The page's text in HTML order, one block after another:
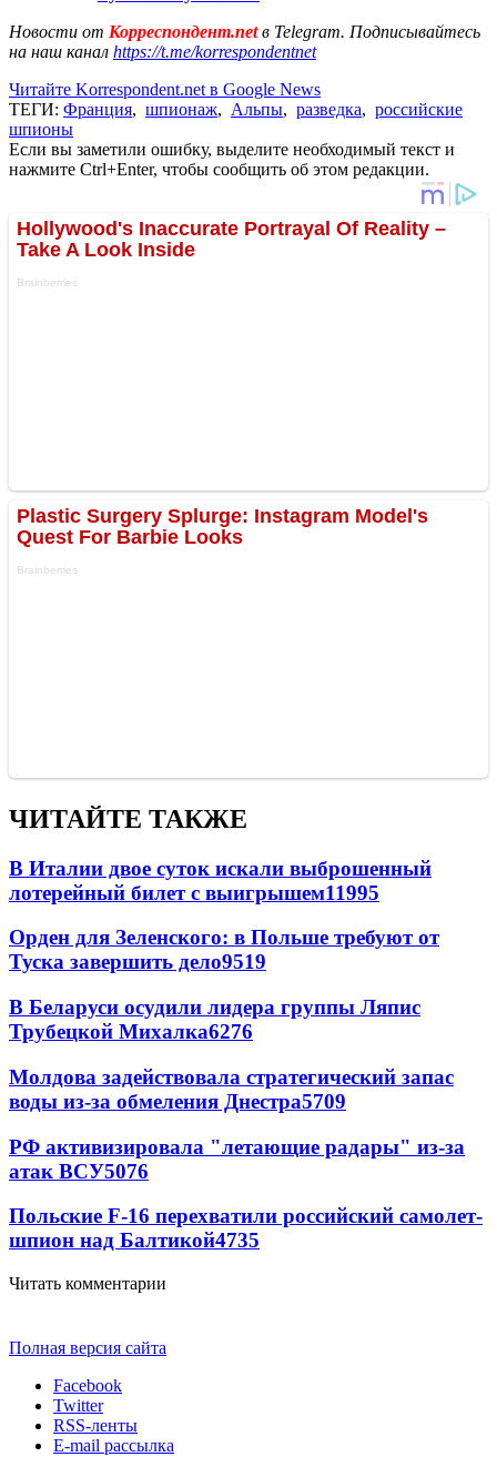
Новости от Корреспондент.netв Telegram. Подписывайтесь
на наш канал https://t.me/korrespondentnet
Читайте Korrespondent.net в Google News
ТЕГИ: Франция, шпионаж, Альпы, разведка, российские
шпионы
Если вы заметили ошибку, выделите необходимый текст и
нажмите Ctrl+Enter, чтобы сообщить об этом редакции.
ЧИТАЙТЕ ТАКЖЕ
В Италии двое суток искали выброшенный
лотерейный билет с выигрышем11995
Орден для Зеленского: в Польше требуют от
Туска завершить дело9519
В Беларуси осудили лидера группы Ляпис
Трубецкой Михалка6276
Молдова задействовала стратегический запас
воды из-за обмеления Днестра5709
РФ активизировала "летающие радары" из-за
атак ВСУ5076
Польские F-16 перехватили российский самолет-
шпион над Балтикой4735
Читать комментарии
Полная версия сайта
Facebook
Twitter
RSS-ленты
E-mail рассылка